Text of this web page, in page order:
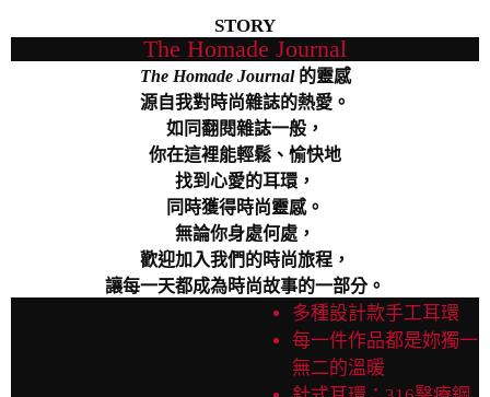
STORY
The Homade Journal
The Homade Journal的靈感
源自我對時尚雜誌的熱愛。
如同翻閱雜誌一般，
你在這裡能輕鬆、愉快地
找到心愛的耳環，
同時獲得時尚靈感。
無論你身處何處，
歡迎加入我們的時尚旅程，
讓每一天都成為時尚故事的一部分。
多種設計款手工耳環
每一件作品都是妳獨一
無二的溫暖